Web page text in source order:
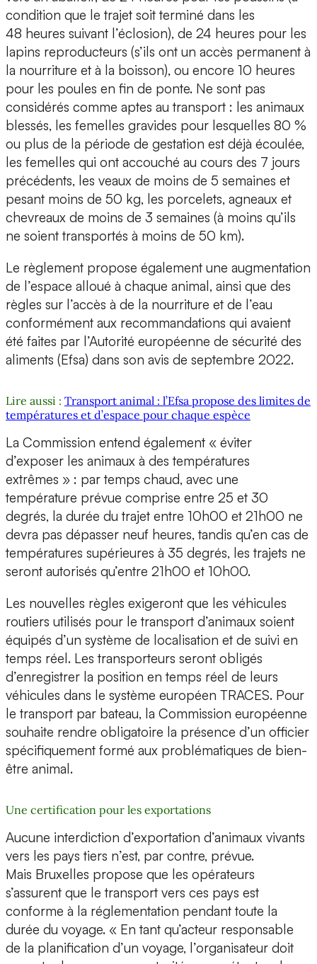
condition que le trajet soit terminé dans les
48 heures suivant l’éclosion), de 24 heures pour les
lapins reproducteurs (s’ils ont un accès permanent à
la nourriture et à la boisson), ou encore 10 heures
pour les poules en fin de ponte. Ne sont pas
considérés comme aptes au transport : les animaux
blessés, les femelles gravides pour lesquelles 80 %
ou plus de la période de gestation est déjà écoulée,
les femelles qui ont accouché au cours des 7 jours
précédents, les veaux de moins de 5 semaines et
pesant moins de 50 kg, les porcelets, agneaux et
chevreaux de moins de 3 semaines (à moins qu’ils
ne soient transportés à moins de 50 km).
Le règlement propose également une augmentation
de l’espace alloué à chaque animal, ainsi que des
règles sur l’accès à de la nourriture et de l’eau
conformément aux recommandations qui avaient
été faites par l’Autorité européenne de sécurité des
aliments (Efsa) dans son avis de septembre 2022.
Lire aussi : Transport animal : l’Efsa propose des limites de
températures et d’espace pour chaque espèce
La Commission entend également « éviter
d’exposer les animaux à des températures
extrêmes » : par temps chaud, avec une
température prévue comprise entre 25 et 30
degrés, la durée du trajet entre 10h00 et 21h00 ne
devra pas dépasser neuf heures, tandis qu’en cas de
températures supérieures à 35 degrés, les trajets ne
seront autorisés qu’entre 21h00 et 10h00.
Les nouvelles règles exigeront que les véhicules
routiers utilisés pour le transport d’animaux soient
équipés d’un système de localisation et de suivi en
temps réel. Les transporteurs seront obligés
d’enregistrer la position en temps réel de leurs
véhicules dans le système européen TRACES. Pour
le transport par bateau, la Commission européenne
souhaite rendre obligatoire la présence d’un officier
spécifiquement formé aux problématiques de bien-
être animal.
Une certification pour les exportations
Aucune interdiction d’exportation d’animaux vivants
vers les pays tiers n’est, par contre, prévue.
Mais Bruxelles propose que les opérateurs
s’assurent que le transport vers ces pays est
conforme à la réglementation pendant toute la
durée du voyage. « En tant qu’acteur responsable
de la planification d’un voyage, l’organisateur doit